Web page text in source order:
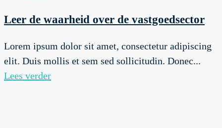
Leer de waarheid over de vastgoedsector
Lorem ipsum dolor sit amet, consectetur adipiscing
elit. Duis mollis et sem sed sollicitudin. Donec...
Lees verder